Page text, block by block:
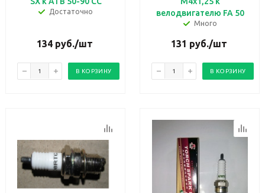
Достаточно
134руб./шт
В КОРЗИНУ
велодвигателю FA 50
Много
131 руб./шт
В КОРЗИНУ